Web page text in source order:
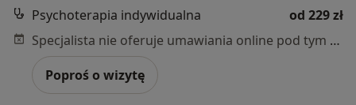
Psychoterapia indywidualna
od 229 zł
Specjalista nie oferuje umawiania online pod tym adresem.
Poproś o wizytę